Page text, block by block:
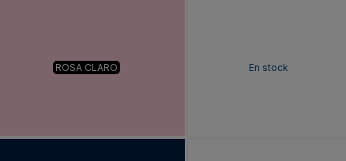
ROSA CLARO En stock